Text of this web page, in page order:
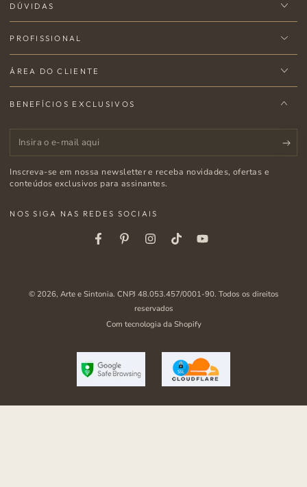
DÚVIDAS
PROFISSIONAL
ÁREA DO CLIENTE
BENEFÍCIOS EXCLUSIVOS
Insira
o
e-
Inscreva-se em nossa newsletter e receba novidades, ofertas e
conteúdos exclusivos para assinantes.
NOS SIGA NAS REDES SOCIAIS
FacebookPinterestInstagramTiktokYoutube
© 2026, Arte e Sintonia. CNPJ 48.053.457/0001-90. Todos os direitos
reservados
Com tecnologia da Shopify